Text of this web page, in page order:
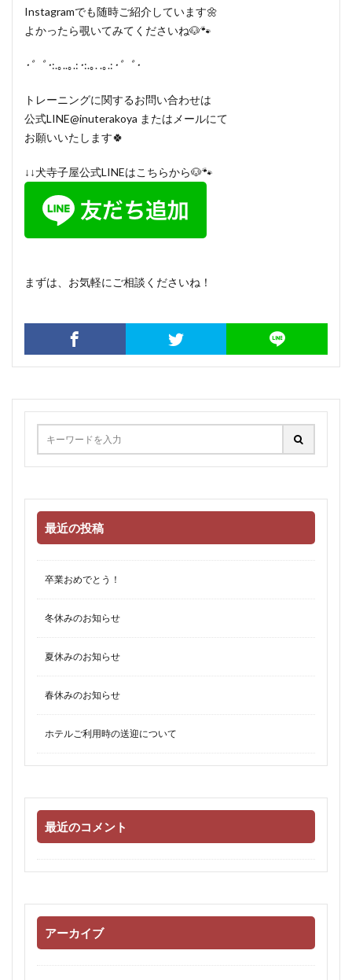
Instagramでも随時ご紹介しています🌼
よかったら覗いてみてくださいね🐶🐾
･゜ﾟ･:.｡..｡.: ･:.｡. .｡.: ･゜ﾟ･
トレーニングに関するお問い合わせは
公式LINE@inuterakoya またはメールにて
お願いいたします🍀
↓↓犬寺子屋公式LINEはこちらから🐶🐾
まずは、お気軽にご相談くださいね！
最近の投稿
卒業おめでとう！
冬休みのお知らせ
夏休みのお知らせ
春休みのお知らせ
ホテルご利用時の送迎について
最近のコメント
アーカイブ